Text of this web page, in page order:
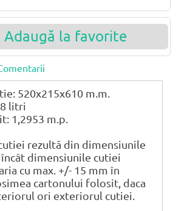
la favorite
520x215x610 m.m.
litri
1,2953 m.p.
rezultă din dimensiunile
dimensiunile cutiei
cu max. +/- 15 mm în
cartonului folosit, daca
ori exteriorul cutiei.